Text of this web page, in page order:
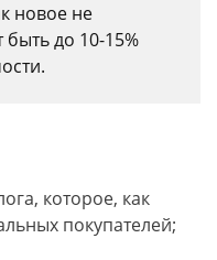
новое не
до 10-15%
которое, как
покупателей;